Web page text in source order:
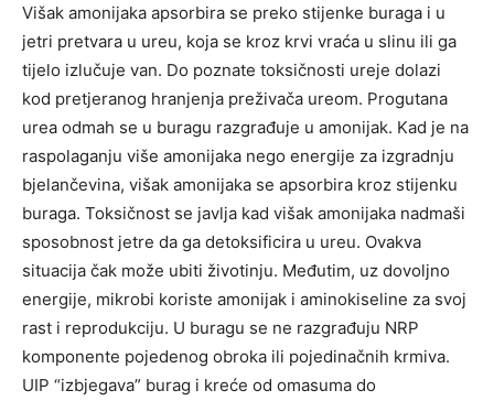
Višak amonijaka apsorbira se preko stijenke buraga i u
jetri pretvara u ureu, koja se kroz krvi vraća u slinu ili ga
tijelo izlučuje van. Do poznate toksičnosti ureje dolazi
kod pretjeranog hranjenja preživača ureom. Progutana
urea odmah se u buragu razgrađuje u amonijak. Kad je na
raspolaganju više amonijaka nego energije za izgradnju
bjelančevina, višak amonijaka se apsorbira kroz stijenku
buraga. Toksičnost se javlja kad višak amonijaka nadmaši
sposobnost jetre da ga detoksificira u ureu. Ovakva
situacija čak može ubiti životinju. Međutim, uz dovoljno
energije, mikrobi koriste amonijak i aminokiseline za svoj
rast i reprodukciju. U buragu se ne razgrađuju NRP
komponente pojedenog obroka ili pojedinačnih krmiva.
UIP “izbjegava” burag i kreće od omasuma do